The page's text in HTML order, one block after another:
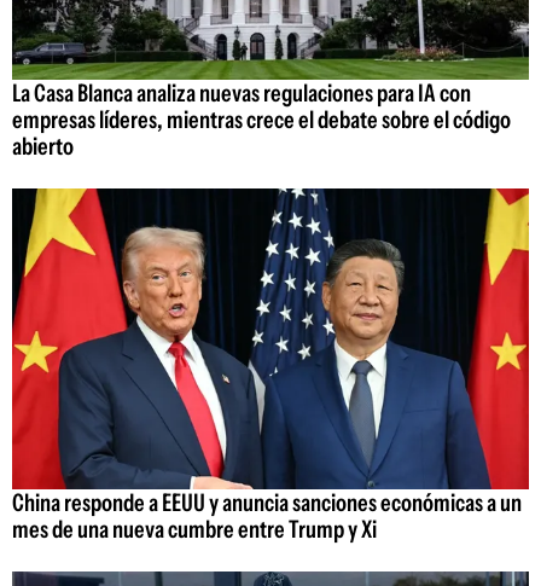
La Casa Blanca analiza nuevas regulaciones para IA con
empresas líderes, mientras crece el debate sobre el código
abierto
China responde a EEUU y anuncia sanciones económicas a un
mes de una nueva cumbre entre Trump y Xi